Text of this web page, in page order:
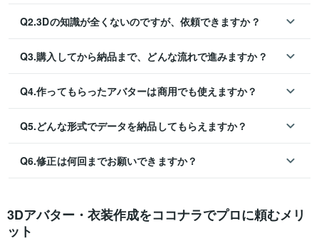
Q2.3Dの知識が全くないのですが、依頼できますか？
Q3.購入してから納品まで、どんな流れで進みますか？
Q4.作ってもらったアバターは商用でも使えますか？
Q5.どんな形式でデータを納品してもらえますか？
Q6.修正は何回までお願いできますか？
3Dアバター・衣装作成をココナラでプロに頼むメリ
ット